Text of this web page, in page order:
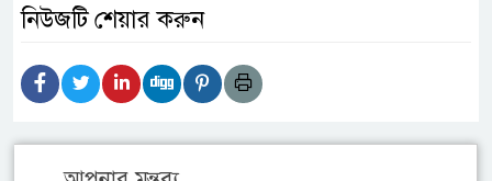
নিউজটি শেয়ার করুন